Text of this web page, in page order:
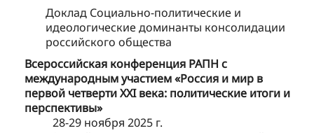
Доклад Социально-политические и
идеологические доминанты консолидации
российского общества
Всероссийская конференция РАПН с
международным участием «Россия и мир в
первой четверти XXI века: политические итоги и
перспективы»
28-29 ноября 2025 г.